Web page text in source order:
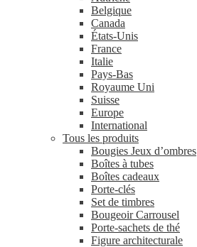
Belgique
Canada
États-Unis
France
Italie
Pays-Bas
Royaume Uni
Suisse
Europe
International
Tous les produits
Bougies Jeux d’ombres
Boîtes à tubes
Boîtes cadeaux
Porte-clés
Set de timbres
Bougeoir Carrousel
Porte-sachets de thé
Figure architecturale